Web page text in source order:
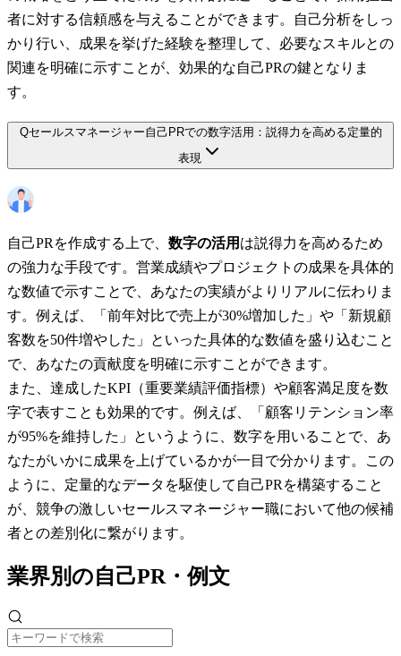
者に対する信頼感を与えることができます。自己分析をしっ
かり行い、成果を挙げた経験を整理して、必要なスキルとの
関連を明確に示すことが、効果的な自己PRの鍵となりま
す。
Qセールスマネージャー自己PRでの数字活用：説得力を高める定量的
表現
自己PRを作成する上で、 数字の活用 は説得力を高めるため
の強力な手段です。営業成績やプロジェクトの成果を具体的
な数値で示すことで、あなたの実績がよりリアルに伝わりま
す。例えば、「前年対比で売上が30%増加した」や「新規顧
客数を50件増やした」といった具体的な数値を盛り込むこと
で、あなたの貢献度を明確に示すことができます。
また、達成したKPI（重要業績評価指標）や顧客満足度を数
字で表すことも効果的です。例えば、「顧客リテンション率
が95%を維持した」というように、数字を用いることで、あ
なたがいかに成果を上げているかが一目で分かります。この
ように、定量的なデータを駆使して自己PRを構築すること
が、競争の激しいセールスマネージャー職において他の候補
者との差別化に繋がります。
業界別の自己PR・例文